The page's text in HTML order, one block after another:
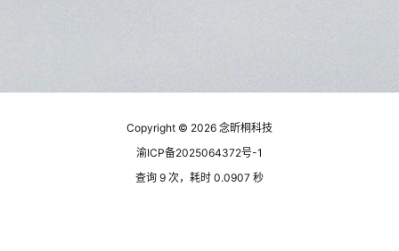
Copyright © 2026 念昕桐科技
渝ICP备2025064372号-1
查询 9 次，耗时 0.0907 秒